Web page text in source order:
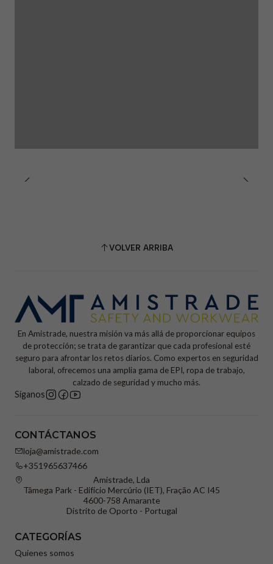
VOLVER ARRIBA
En Amistrade, nuestra misión va más allá de proporcionar equipos
de protección; se trata de garantizar que cada profesional esté
seguro para afrontar los retos diarios. Como expertos en seguridad
laboral, ofrecemos una amplia gama de EPI, ropa de trabajo,
calzado de seguridad y mucho más.
Síganos
CONTÁCTANOS
loja@amistrade.com
+351965637466
Amistrade, Lda
Tâmega Park - Edifício Mercúrio (IET), Fração AC I45
4600-758 Amarante
Distrito de Oporto - Portugal
CATEGORÍAS
Quienes somos